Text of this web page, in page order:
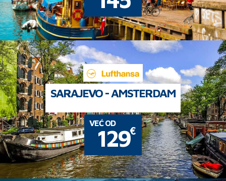
SARAJEVO - AMSTERDAM
VEĆ OD
129€